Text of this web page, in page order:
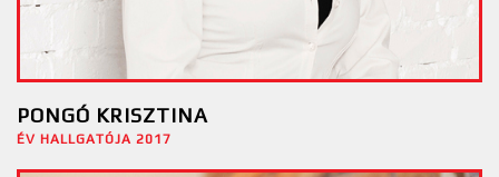
PONGÓ KRISZTINA
ÉV HALLGATÓJA 2017